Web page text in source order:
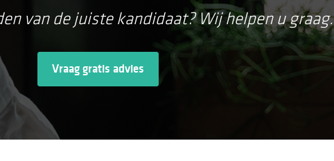
van de juiste kandidaat? Wij helpen u graag.
Vraag gratis advies